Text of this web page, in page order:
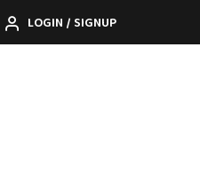
LOGIN / SIGNUP